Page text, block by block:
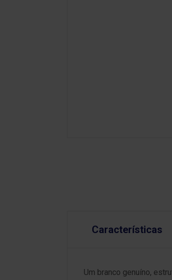
Características
Um branco genuíno,